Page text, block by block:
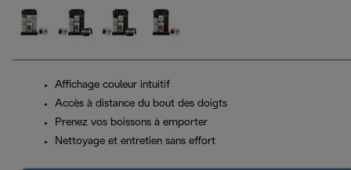
Affichage couleur intuitif
Accès à distance du bout des doigts
Prenez vos boissons à emporter
Nettoyage et entretien sans effort